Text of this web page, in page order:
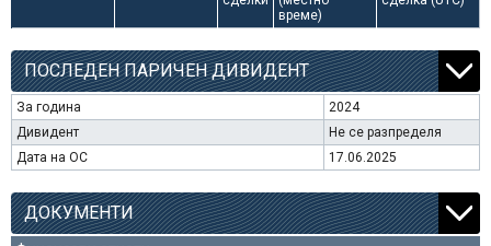
време)
ПОСЛЕДЕН ПАРИЧЕН ДИВИДЕНТ
За година
2024
Дивидент
Не се разпределя
Дата на ОС
17.06.2025
ДОКУМЕНТИ